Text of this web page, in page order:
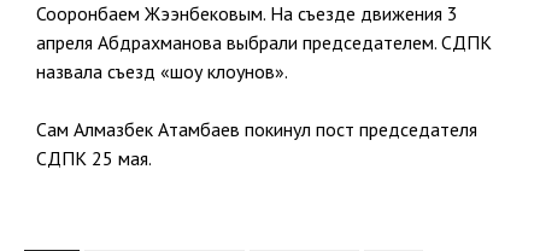
Сооронбаем Жээнбековым. На съезде движения 3
апреля Абдрахманова выбрали председателем. СДПК
назвала съезд «шоу клоунов».
Сам Алмазбек Атамбаев покинул пост председателя
СДПК 25 мая.